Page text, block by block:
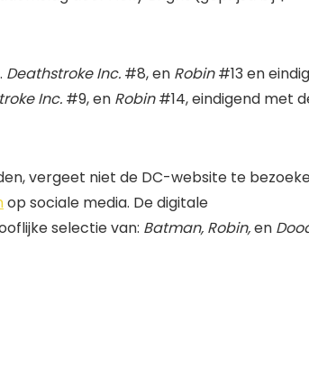
Deathstroke Inc. #8, en Robin#13 en
Inc. #9, en Robin#14, eindigend met
vergeet niet de DC-website te
op sociale media. De digitale
selectie van: Batman, Robin,en